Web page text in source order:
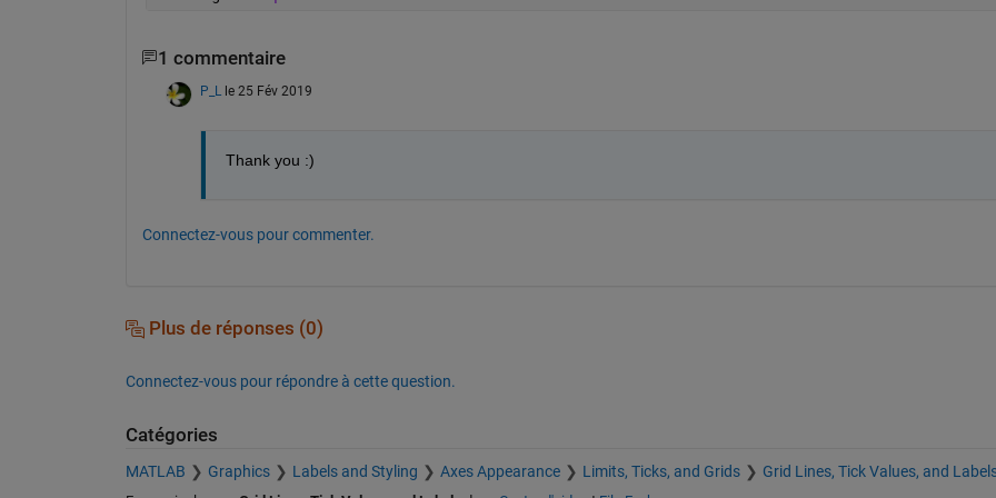
1 commentaire
P_L le 25 Fév 2019
Thank you :)
Connectez-vous pour commenter.
Plus de réponses (0)
Connectez-vous pour répondre à cette question.
Catégories
MATLAB Graphics Labels and Styling Axes Appearance Limits, Ticks, and Grids Grid Lines, Tick Values, and